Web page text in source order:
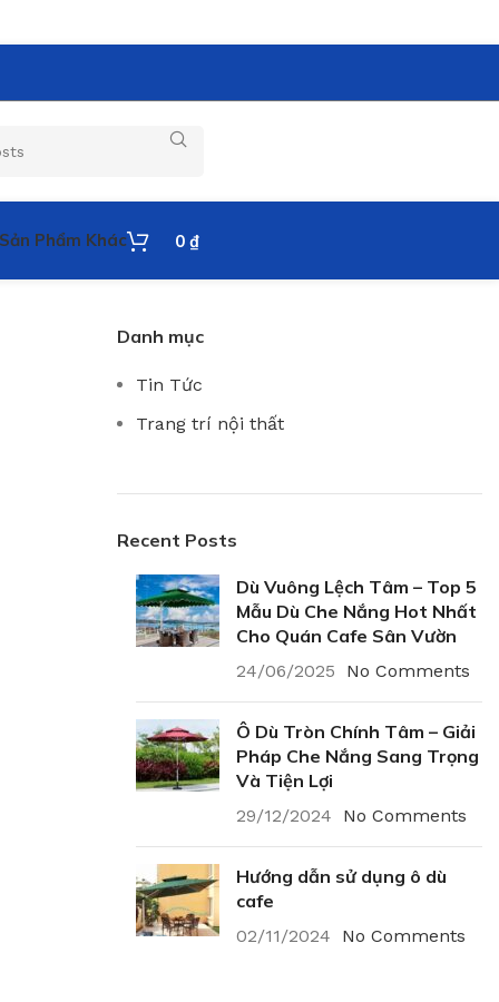
Sản Phẩm Khác 0 ₫
Danh mục
Tin Tức
Trang trí nội thất
Recent Posts
Dù Vuông Lệch Tâm – Top 5
Mẫu Dù Che Nắng Hot Nhất
Cho Quán Cafe Sân Vườn
24/06/2025 No Comments
Ô Dù Tròn Chính Tâm – Giải
Pháp Che Nắng Sang Trọng
Và Tiện Lợi
29/12/2024 No Comments
Hướng dẫn sử dụng ô dù
cafe
02/11/2024 No Comments